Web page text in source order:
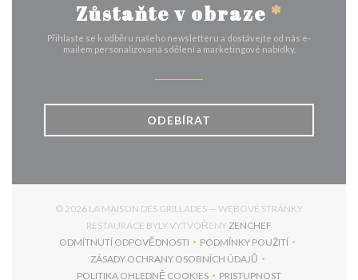
Zůstaňte v obraze *
Přihlaste se k odběru našeho newsletteru a dostávejte od nás e-
mailem personalizovaná sdělení a marketingové nabídky.
ODEBÍRAT
© 2026 LA MAISON DES GRILLADES — WEBOVÉ STRÁNKY
RESTAURACE BYLY VYTVOŘENYZENCHEF
ODMÍTNUTÍ ODPOVĚDNOSTI
((OTEVŘE SE V NOVÉM OKNĚ))
PODMÍNKY POUŽITÍ
((OTEVŘE SE V NOVÉM
ZÁSADY OCHRANY OSOBNÍCH ÚDAJŮ
((OTEVŘE SE V NOVÉM OKNĚ))
POLITIKA OHLEDNĚ COOKIES
PRISTUPNOST